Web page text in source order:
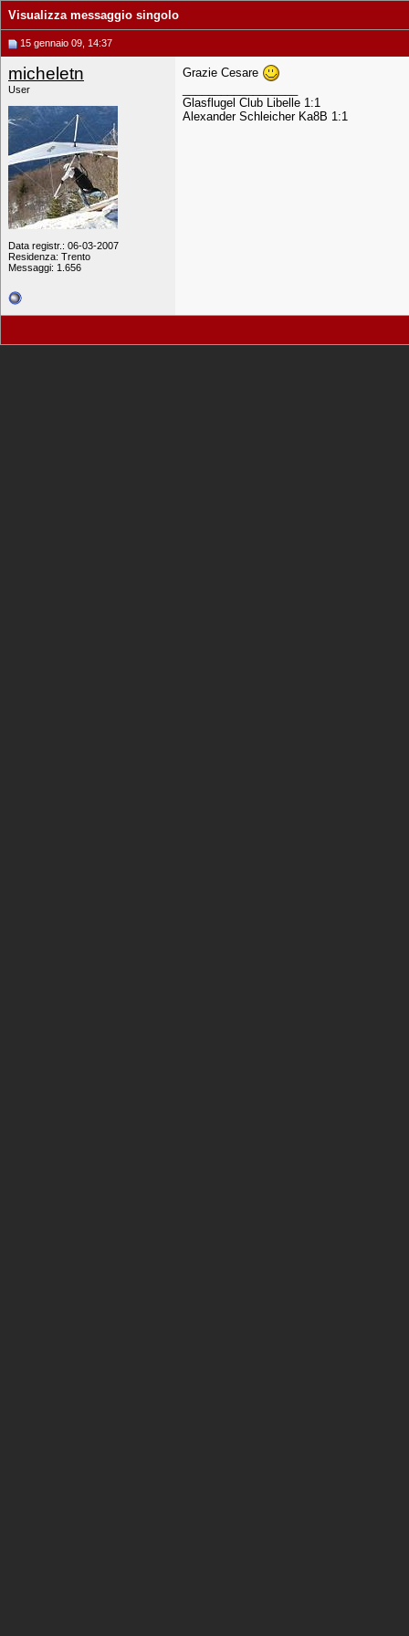
Visualizza messaggio singolo
15 gennaio 09, 14:37
micheletn
User
Data registr.: 06-03-2007
Residenza: Trento
Messaggi: 1.656
Grazie Cesare
Glasflugel Club Libelle 1:1
Alexander Schleicher Ka8B 1:1